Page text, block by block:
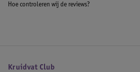
Hoe controleren wij de reviews?
Kruidvat Club